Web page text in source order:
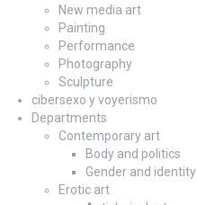
New media art
Painting
Performance
Photography
Sculpture
cibersexo y voyerismo
Departments
Contemporary art
Body and politics
Gender and identity
Erotic art